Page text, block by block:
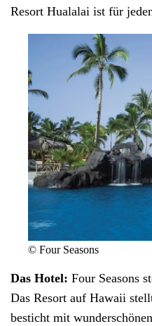
Resort Hualalai ist für
© Four Seasons
Das Hotel: Four Seasons
Das Resort auf Hawaii
besticht mit